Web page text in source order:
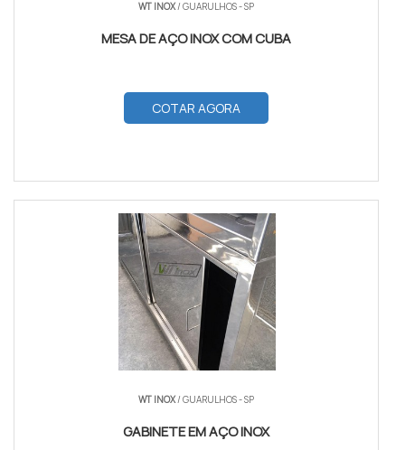
WT INOX/ GUARULHOS - SP
MESA DE AÇO INOX COM CUBA
COTAR AGORA
WT INOX/ GUARULHOS - SP
GABINETE EM AÇO INOX